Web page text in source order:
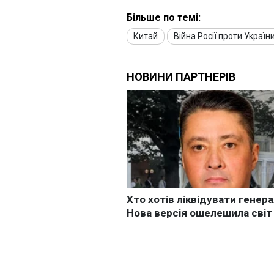
Більше по темі:
Китай Війна Росії проти